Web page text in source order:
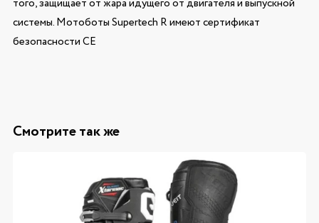
того, защищает от жара идущего от двигателя и выпускной
системы. Мотоботы Supertech R имеют сертификат
безопасности СЕ
Смотрите так же